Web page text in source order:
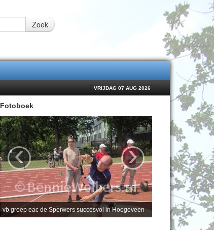
Zoek
VRIJDAG 07 AUG 2026
Fotoboek
vb groep eac de Sperwers succesvol in Hoogeveen
‹ ›